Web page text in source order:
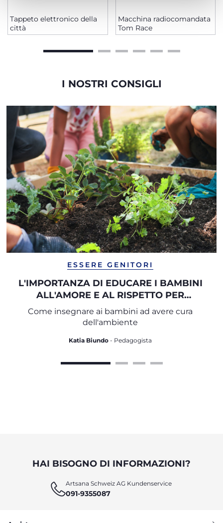
Tappeto elettronico della
città
Macchina radiocomandata
Tom Race
I NOSTRI CONSIGLI
ESSERE GENITORI
L'IMPORTANZA DI EDUCARE I BAMBINI
ALL'AMORE E AL RISPETTO PER
L'AMBIENTE
Come insegnare ai bambini ad avere cura
dell'ambiente
Katia Biundo - Pedagogista
HAI BISOGNO DI INFORMAZIONI?
Artsana Schweiz AG Kundenservice
091-9355087